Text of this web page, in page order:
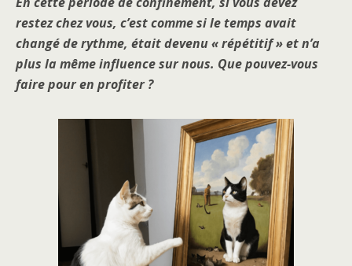
restez chez vous, c’est comme si le temps avait
changé de rythme, était devenu « répétitif » et n’a
plus la même influence sur nous. Que pouvez-vous
faire pour en profiter ?